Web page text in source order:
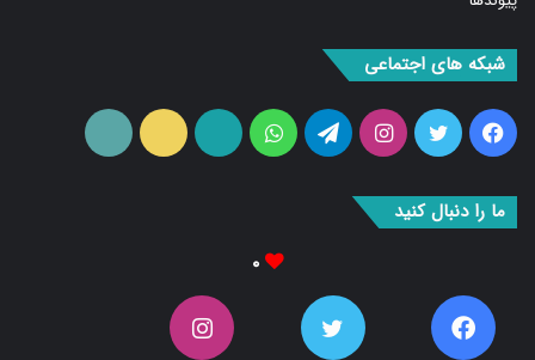
بوک
ما را دنبال کنید
Fans دنبال کننده‌ها Followers